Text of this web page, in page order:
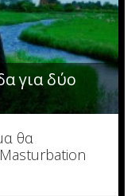
για δύο
θα